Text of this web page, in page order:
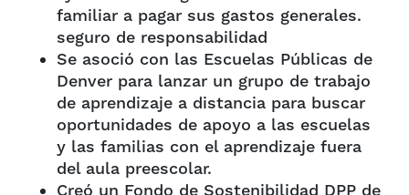
familiar a pagar sus gastos generales.
seguro de responsabilidad
Se asoció con las Escuelas Públicas de
Denver para lanzar un grupo de trabajo
de aprendizaje a distancia para buscar
oportunidades de apoyo a las escuelas
y las familias con el aprendizaje fuera
del aula preescolar.